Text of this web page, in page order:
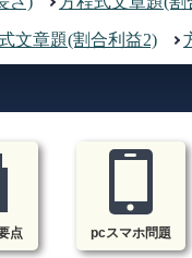
文章題(割合利益2)
点 pcスマホ問題